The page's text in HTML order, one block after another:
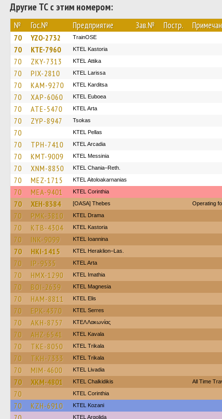
Другие ТС с этим номером:
№ Гос.№ Предприятие Зав.№ Постр.
70 YZO-2732 TrainΟSE
70 KTE-7960 KTEL Kastoria
70 ZKY-7313 KΤΕL Αttika
70 PIX-2810 KTEL Larissa
70 KAM-9270 ΚΤΕL Karditsa
70 XAP-6060 ΚΤΕL Euboea
70 ATE-5470 KTEL Arta
70 ZYP-8947 Tsokas
70 KTEL Pellas
70 TPH-7410 KTEL Arcadia
70 KMT-9009 KTEL Messinia
70 XNM-8850 KTEL Chania–Reth.
70 MEZ-1715 KTEL Aitoloakarnanias
70 MEA-9401 KTEL Corinthia
70 XEH-8384 [OASA] Thebes Operating
70 PMK-3810 KTEL Drama
70 KTB-4304 KTEL Kastoria
70 INK-9099 KTEL Ioannina
70 HKI-1415 KTEL Heraklion–Las.
70 IP-9535 KTEL Arta
70 HMX-1290 KTEL Imathia
70 BOI-2639 ΚΤΕL Magnesia
70 HAM-8811 KTEL Elis
70 EPK-4370 KTEL Serres
70 AKH-8757 ΚΤΕΛ Λακωνίας
70 AHZ-6541 KTEL Kavala
70 TKE-8050 ΚΤΕL Τrikala
70 TKH-7333 ΚΤΕL Τrikala
70 MIM-4600 KTEL Livadia
70 XKM-4801 ΚΤΕL Chalkidikis All Time
70 KTEL Corinthia
70 KZH-6910 ΚΤΕL Kozani
KTEL Argolida